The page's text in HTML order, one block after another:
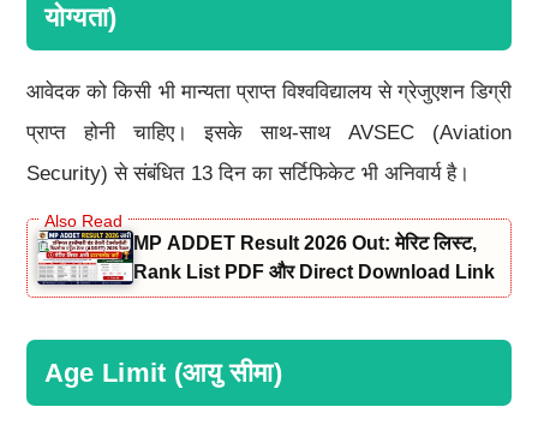
योग्यता)
आवेदक को किसी भी मान्यता प्राप्त विश्वविद्यालय से ग्रेजुएशन डिग्री
प्राप्त होनी चाहिए। इसके साथ-साथ AVSEC (Aviation
Security) से संबंधित 13 दिन का सर्टिफिकेट भी अनिवार्य है।
MP ADDET Result 2026 Out: मेरिट लिस्ट,
Rank List PDF और Direct Download Link
Age Limit (आयु सीमा)